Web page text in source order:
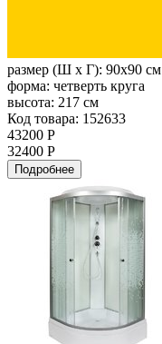
размер (Ш х Г): 90x90 см
форма: четверть круга
высота: 217 см
Код товара: 152633
43200 Р
32400 Р
Подробнее